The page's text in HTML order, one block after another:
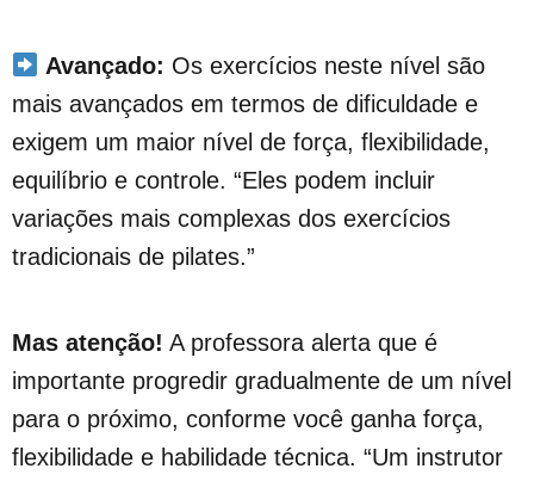
Avançado: Os exercícios neste nível são
mais avançados em termos de dificuldade e
exigem um maior nível de força, flexibilidade,
equilíbrio e controle. “Eles podem incluir
variações mais complexas dos exercícios
tradicionais de pilates.”
Mas atenção! A professora alerta que é
importante progredir gradualmente de um nível
para o próximo, conforme você ganha força,
flexibilidade e habilidade técnica. “Um instrutor